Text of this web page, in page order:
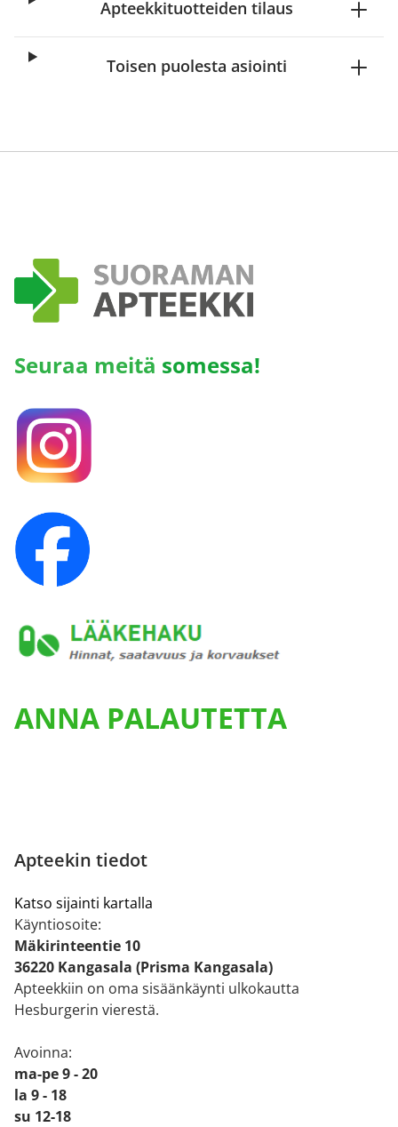
Apteekkituotteiden tilaus
Toisen puolesta asiointi
Seuraa meitä somessa!
ANNA PALAUTETTA
Apteekin tiedot
Katso sijainti kartalla
Käyntiosoite:
Mäkirinteentie 10
36220 Kangasala (Prisma Kangasala)
Apteekkiin on oma sisäänkäynti ulkokautta
Hesburgerin vierestä.
Avoinna:
ma-pe 9 - 20
la 9 - 18
su 12-18